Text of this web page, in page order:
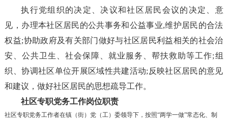
执行党组织的决定、决议和社区居民会议的决定、意
见，办理本社区居民的公共事务和公益事业,维护居民的合法
权益;协助政府及有关部门做好与社区居民利益相关的社会治
安、公共卫生、社会保障、就业服务、帮扶救助等工作;组
织、协调社区单位开展区域性共建活动;反映社区居民的意见
和建议，做好社区居民的思想疏导工作。
社区专职党务工作岗位职责
社区专职党务工作者在镇（街）党（工）委领导下，按照“两学一做”常态化、制